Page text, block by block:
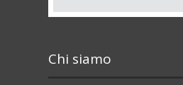
Chi siamo